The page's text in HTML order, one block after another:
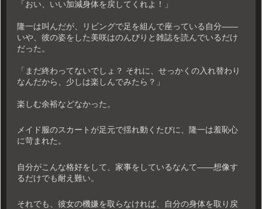
「おい、いい加減身体を戻してくれよ！」
隆一は叫んだが、リビングで足を組んで座っている自分――
いや、彼の姿をした美咲はのんびりと雑誌を読んでいるだけ
だった。
「まだ終わってないでしょ？ それに、せっかくの入れ替わり
なんだから、少しは楽しんでみたら？」
楽しむ余裕などなかった。
メイド服のスカートが足元で揺れ動くたびに、隆一は羞恥心
に苛まれた。
自分がこんな格好をして、家事をしているなんて――想像す
るだけでも耐え難い。
それでも、彼女の機嫌を取らなければ、自分の身体を取り戻